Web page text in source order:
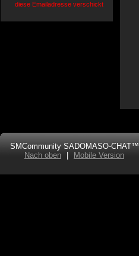
diese Emailadresse verschickt
SMCommunity SADOMASO-CHAT™
Nach oben
Mobile Version